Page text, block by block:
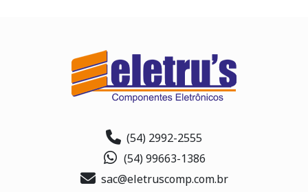
(54) 2992-2555
(54) 99663-1386
sac@eletruscomp.com.br